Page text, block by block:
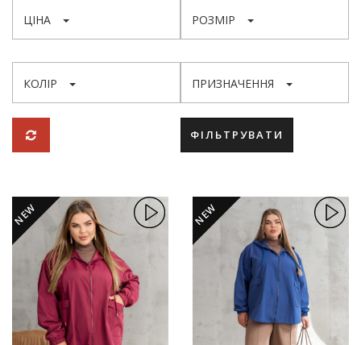
ЦІНА РОЗМІР
КОЛІР ПРИЗНАЧЕННЯ
ФІЛЬТРУВАТИ
NEW NEW